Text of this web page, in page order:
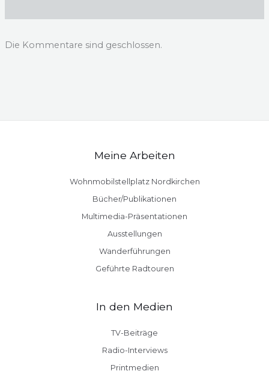
Die Kommentare sind geschlossen.
Meine Arbeiten
Wohnmobilstellplatz Nordkirchen
Bücher/Publikationen
Multimedia-Präsentationen
Ausstellungen
Wanderführungen
Geführte Radtouren
In den Medien
TV-Beiträge
Radio-Interviews
Printmedien